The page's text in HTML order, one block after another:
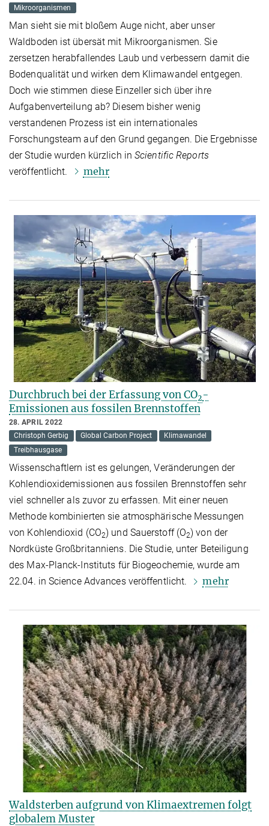
Mikroorganismen
Man sieht sie mit bloßem Auge nicht, aber unser
Waldboden ist übersät mit Mikroorganismen. Sie
zersetzen herabfallendes Laub und verbessern damit die
Bodenqualität und wirken dem Klimawandel entgegen.
Doch wie stimmen diese Einzeller sich über ihre
Aufgabenverteilung ab? Diesem bisher wenig
verstandenen Prozess ist ein internationales
Forschungsteam auf den Grund gegangen. Die Ergebnisse
der Studie wurden kürzlich inScientific Reports
veröffentlicht.
mehr
Durchbruch bei der Erfassung von CO2-
Emissionen aus fossilen Brennstoffen
28. APRIL 2022
Christoph Gerbig
Global Carbon Project
Klimawandel
Treibhausgase
Wissenschaftlern ist es gelungen, Veränderungen der
Kohlendioxidemissionen aus fossilen Brennstoffen sehr
viel schneller als zuvor zu erfassen. Mit einer neuen
Methode kombinierten sie atmosphärische Messungen
von Kohlendioxid (CO2) und Sauerstoff (O2) von der
Nordküste Großbritanniens. Die Studie, unter Beteiligung
des Max-Planck-Instituts für Biogeochemie, wurde am
22.04. in Science Advances veröffentlicht.
mehr
Waldsterben aufgrund von Klimaextremen folgt
globalem Muster